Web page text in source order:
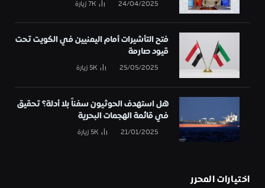
24/04/2025
7Kزيارة
فتح التأشيرات أمام اليمنيين في الكويت تحت
قيود صارمة
25/05/2025
5Kزيارة
هل استهدف الحوثيون سفناً بلا أدلة؟ تحقيق
في قائمة الهجمات البحرية
21/01/2025
5Kزيارة
اختيارات المحرر